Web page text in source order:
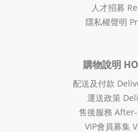
人才招募
隱私權聲明
購物說明
配送及付款
運送政策
售後服務
VIP會員募集